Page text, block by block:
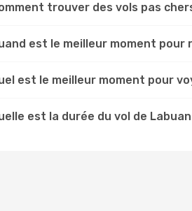
trouver des vols pas
est le meilleur moment pour
est le meilleur moment pour
est la durée du vol de